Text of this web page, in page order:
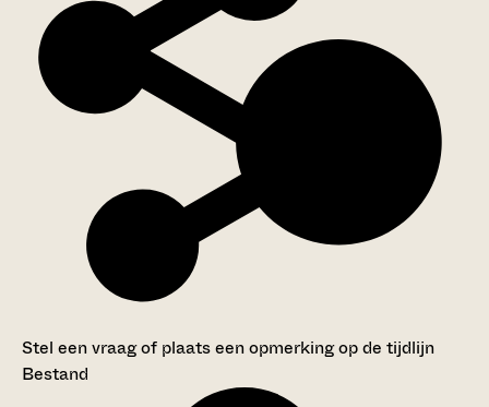
Stel een vraag of plaats een opmerking op de tijdlijn
Bestand